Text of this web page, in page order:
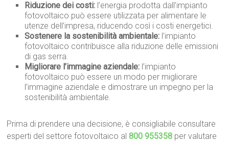
Riduzione dei costi: l’energia prodotta dall’impianto
fotovoltaico può essere utilizzata per alimentare le
utenze dell’impresa, riducendo così i costi energetici.
Sostenere la sostenibilità ambientale: l’impianto
fotovoltaico contribuisce alla riduzione delle emissioni
di gas serra.
Migliorare l’immagine aziendale: l’impianto
fotovoltaico può essere un modo per migliorare
l’immagine aziendale e dimostrare un impegno per la
sostenibilità ambientale.
Prima di prendere una decisione, è consigliabile consultare
esperti del settore fotovoltaico al800 955358 per valutare